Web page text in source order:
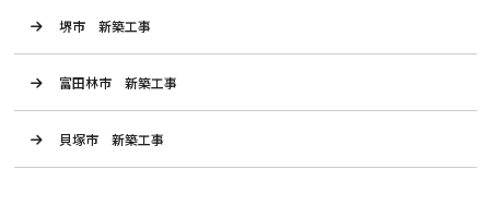
堺市 新築工事
富田林市 新築工事
貝塚市 新築工事